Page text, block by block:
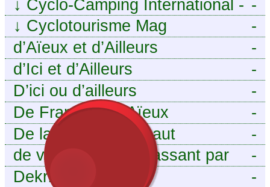
-
↓ Cyclo-Camping International -
Le voyage à vélo
-
↓ Cyclotourisme Mag
-
d’Aïeux et d’Ailleurs
-
d’Ici et d’Ailleurs
-
D’ici ou d’ailleurs
-
De France et d’Aïeux
-
De la Baïse à l’Escaut
-
de vous aieux en passant par
moi
-
Dekri